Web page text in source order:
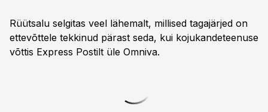
Rüütsalu selgitas veel lähemalt, millised tagajärjed on
ettevõttele tekkinud pärast seda, kui kojukandeteenuse
võttis Express Postilt üle Omniva.